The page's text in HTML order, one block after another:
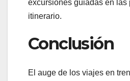
excursiones guiadas en las
itinerario.
Conclusión
El auge de los viajes en